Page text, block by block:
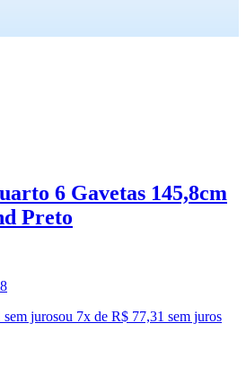
6 Gavetas 145,8cm
Preto
jurosou 7x de R$ 77,31 sem juros